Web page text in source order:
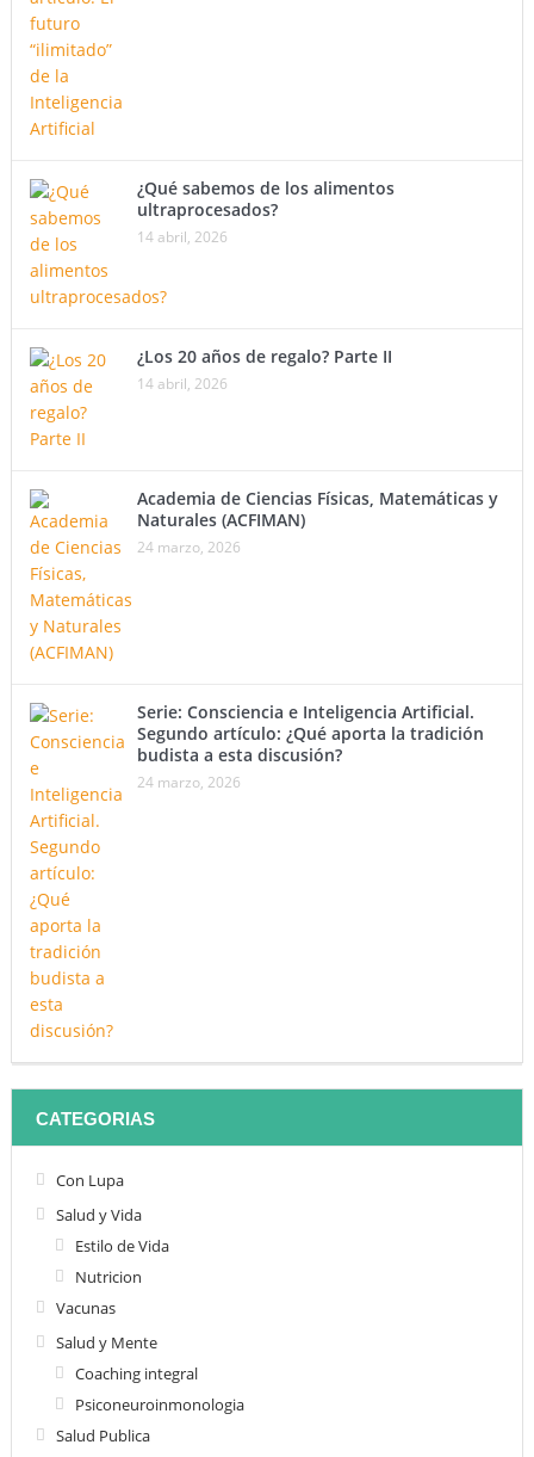
¿Qué sabemos de los alimentos
ultraprocesados?
14 abril, 2026
¿Los 20 años de regalo? Parte II
14 abril, 2026
Academia de Ciencias Físicas, Matemáticas y
Naturales (ACFIMAN)
24 marzo, 2026
Serie: Consciencia e Inteligencia Artificial.
Segundo artículo: ¿Qué aporta la tradición
budista a esta discusión?
24 marzo, 2026
CATEGORIAS
Con Lupa
Salud y Vida
Estilo de Vida
Nutricion
Vacunas
Salud y Mente
Coaching integral
Psiconeuroinmonologia
Salud Publica